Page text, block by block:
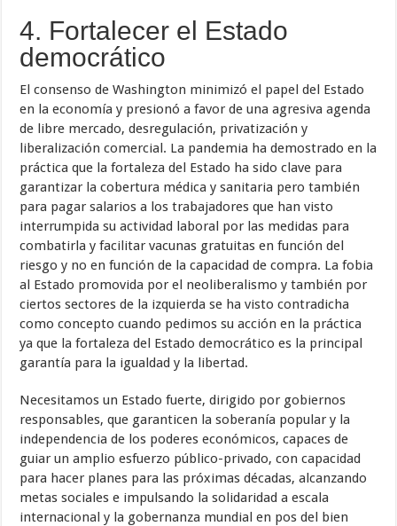
4. Fortalecer el Estado
democrático
El consenso de Washington minimizó el papel del Estado
en la economía y presionó a favor de una agresiva agenda
de libre mercado, desregulación, privatización y
liberalización comercial. La pandemia ha demostrado en la
práctica que la fortaleza del Estado ha sido clave para
garantizar la cobertura médica y sanitaria pero también
para pagar salarios a los trabajadores que han visto
interrumpida su actividad laboral por las medidas para
combatirla y facilitar vacunas gratuitas en función del
riesgo y no en función de la capacidad de compra. La fobia
al Estado promovida por el neoliberalismo y también por
ciertos sectores de la izquierda se ha visto contradicha
como concepto cuando pedimos su acción en la práctica
ya que la fortaleza del Estado democrático es la principal
garantía para la igualdad y la libertad.
Necesitamos un Estado fuerte, dirigido por gobiernos
responsables, que garanticen la soberanía popular y la
independencia de los poderes económicos, capaces de
guiar un amplio esfuerzo público-privado, con capacidad
para hacer planes para las próximas décadas, alcanzando
metas sociales e impulsando la solidaridad a escala
internacional y la gobernanza mundial en pos del bien